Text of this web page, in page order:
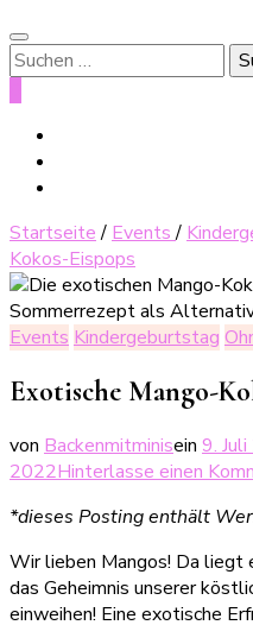
Suche
nach:
Startseite / Events/
Kokos-Eispops
Events Kindergeburtstag
Exotische Mango-
von Backenmitminisein 9.
2022Hinterlasse einen
*dieses Posting enthält
Wir lieben Mangos! Da liegt
das Geheimnis unserer
einweihen! Eine exotische